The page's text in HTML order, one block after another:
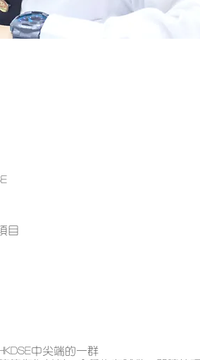
目
中尖端的一群